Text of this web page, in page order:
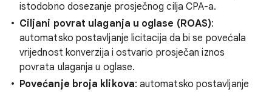
istodobno dosezanje prosječnog cilja CPA-a.
Ciljani povrat ulaganja u oglase (ROAS):
automatsko postavljanje licitacija da bi se povećala
vrijednost konverzija i ostvario prosječan iznos
povrata ulaganja u oglase.
Povećanje broja klikova: automatsko postavljanje